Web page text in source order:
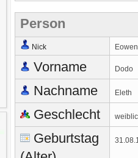
Person
Nick
Vorname Dodo
Nachname Eleth
Geschlecht
Geburtstag